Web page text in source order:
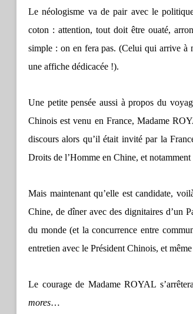
Le néologisme va de pair avec le
coton : attention, tout doit être ouaté,
simple : on en fera pas. (Celui qui arrive à
une affiche dédicacée !).
Une petite pensée aussi à propos du
Chinois est venu en France, Madame
discours alors qu’il était invité par la
Droits de l’Homme en Chine, et
Mais maintenant qu’elle est candidate,
Chine, de dîner avec des dignitaires d’un
du monde (et la concurrence entre
entretien avec le Président Chinois, et
Le courage de Madame ROYAL
mores…